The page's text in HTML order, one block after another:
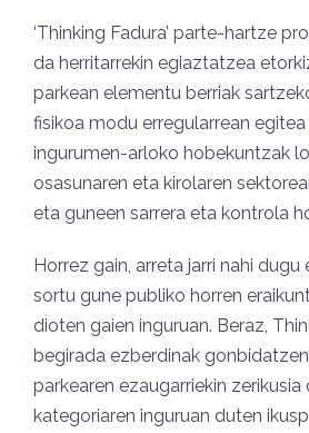
‘Thinking Fadura’ parte-hartze
da herritarrekin egiaztatzea
parkean elementu berriak
fisikoa modu erregularrean
ingurumen-arloko hobekuntzak
osasunaren eta kirolaren
eta guneen sarrera eta kontrola
Horrez gain, arreta jarri nahi dugu
sortu gune publiko horren
dioten gaien inguruan. Beraz,
begirada ezberdinak
parkearen ezaugarriekin zerikusia
kategoriaren inguruan duten